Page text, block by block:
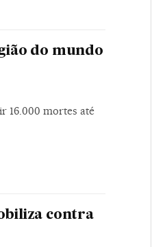
do mundo
16.000 mortes até
contra